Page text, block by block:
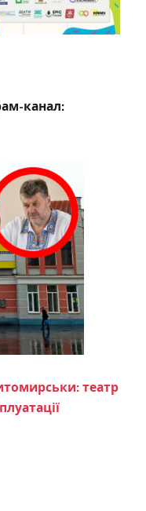
канал:
театр